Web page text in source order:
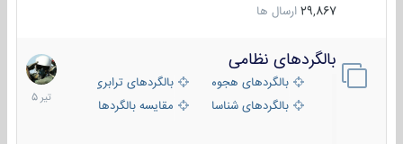
29,867 ارسال ها
بالگردهای نظامی
بالگردهای هجومی
بالگردهای ترابری
بالگردهای شناسایی
مقایسه بالگردها
22
تیر
1405